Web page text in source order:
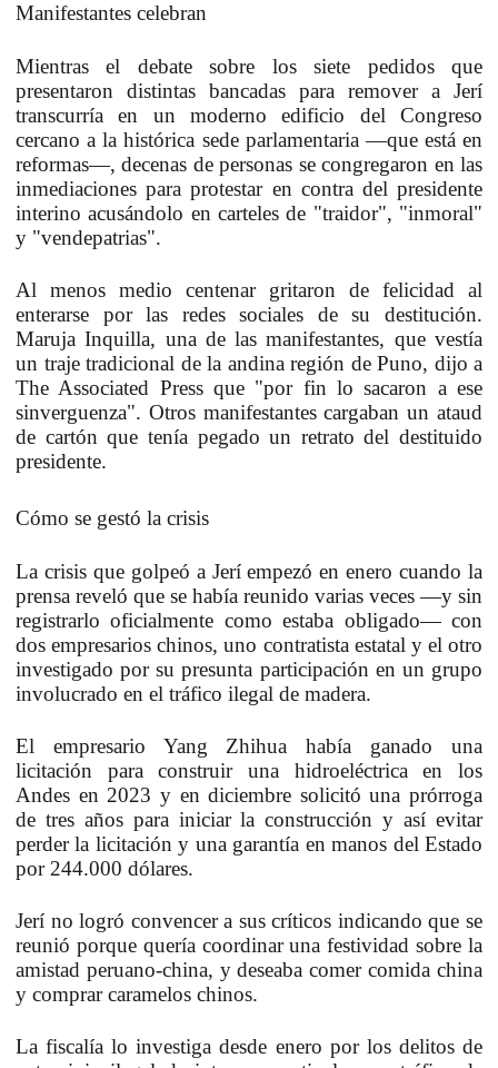
Manifestantes celebran
Mientras el debate sobre los siete pedidos que
presentaron distintas bancadas para remover a Jerí
transcurría en un moderno edificio del Congreso
cercano a la histórica sede parlamentaria —que está en
reformas—, decenas de personas se congregaron en las
inmediaciones para protestar en contra del presidente
interino acusándolo en carteles de "traidor", "inmoral"
y "vendepatrias".
Al menos medio centenar gritaron de felicidad al
enterarse por las redes sociales de su destitución.
Maruja Inquilla, una de las manifestantes, que vestía
un traje tradicional de la andina región de Puno, dijo a
The Associated Press que "por fin lo sacaron a ese
sinverguenza". Otros manifestantes cargaban un ataud
de cartón que tenía pegado un retrato del destituido
presidente.
Cómo se gestó la crisis
La crisis que golpeó a Jerí empezó en enero cuando la
prensa reveló que se había reunido varias veces —y sin
registrarlo oficialmente como estaba obligado— con
dos empresarios chinos, uno contratista estatal y el otro
investigado por su presunta participación en un grupo
involucrado en el tráfico ilegal de madera.
El empresario Yang Zhihua había ganado una
licitación para construir una hidroeléctrica en los
Andes en 2023 y en diciembre solicitó una prórroga
de tres años para iniciar la construcción y así evitar
perder la licitación y una garantía en manos del Estado
por 244.000 dólares.
Jerí no logró convencer a sus críticos indicando que se
reunió porque quería coordinar una festividad sobre la
amistad peruano-china, y deseaba comer comida china
y comprar caramelos chinos.
La fiscalía lo investiga desde enero por los delitos de